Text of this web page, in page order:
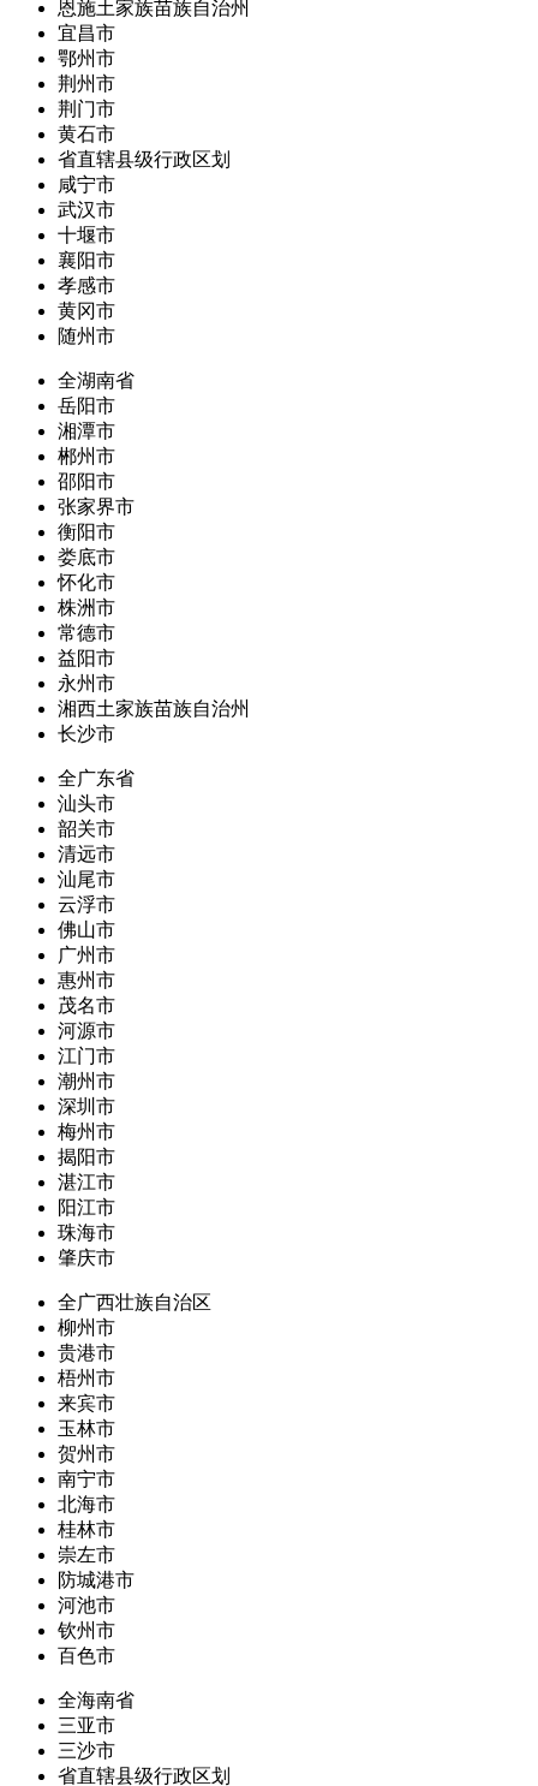
恩施土家族苗族自治州
宜昌市
鄂州市
荆州市
荆门市
黄石市
省直辖县级行政区划
咸宁市
武汉市
十堰市
襄阳市
孝感市
黄冈市
随州市
全湖南省
岳阳市
湘潭市
郴州市
邵阳市
张家界市
衡阳市
娄底市
怀化市
株洲市
常德市
益阳市
永州市
湘西土家族苗族自治州
长沙市
全广东省
汕头市
韶关市
清远市
汕尾市
云浮市
佛山市
广州市
惠州市
茂名市
河源市
江门市
潮州市
深圳市
梅州市
揭阳市
湛江市
阳江市
珠海市
肇庆市
全广西壮族自治区
柳州市
贵港市
梧州市
来宾市
玉林市
贺州市
南宁市
北海市
桂林市
崇左市
防城港市
河池市
钦州市
百色市
全海南省
三亚市
三沙市
省直辖县级行政区划